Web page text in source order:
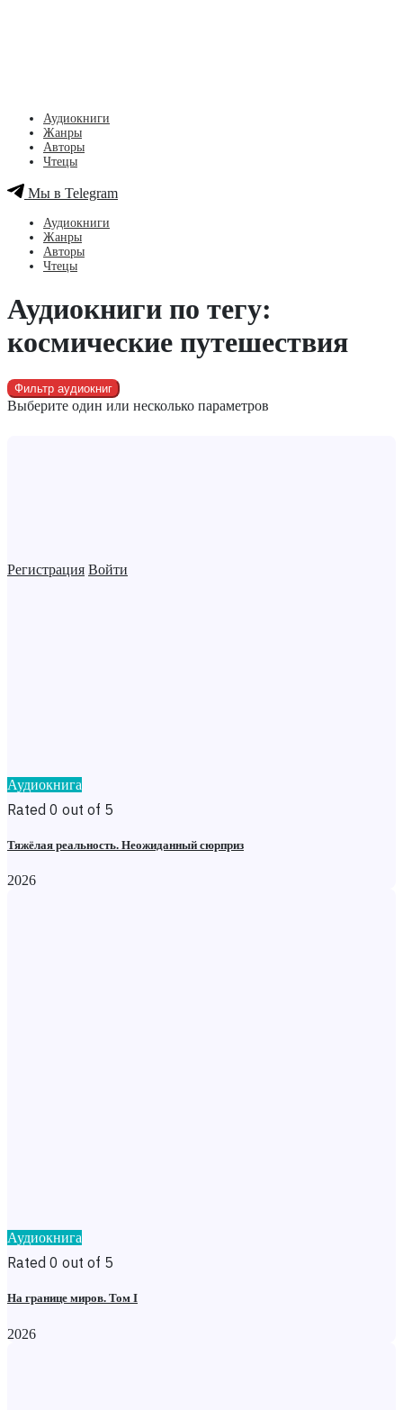
Регистрация Войти
Аудиокниги
Жанры
Авторы
Чтецы
Мы в Telegram
Аудиокниги
Жанры
Авторы
Чтецы
Аудиокниги по тегу:
космические путешествия
Фильтр аудиокниг
Выберите один или несколько параметров
Аудиокнига
Rated 0 out of 5
Тяжёлая реальность. Неожиданный сюрприз
2026
Аудиокнига
Rated 0 out of 5
На границе миров. Том I
2026